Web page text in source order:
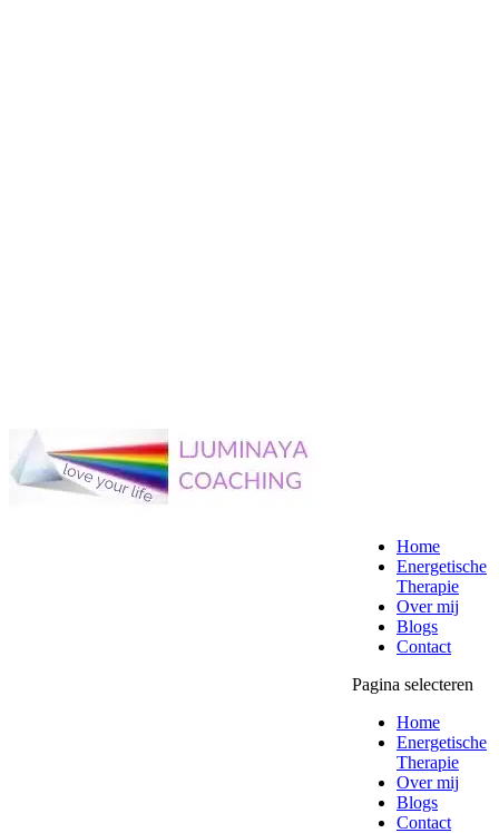
Home
Energetische
Therapie
Over mij
Blogs
Contact
Pagina selecteren
Home
Energetische
Therapie
Over mij
Blogs
Contact